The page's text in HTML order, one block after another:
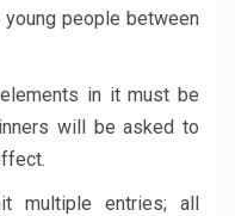
people between
in it must be
will be asked to
multiple entries; all